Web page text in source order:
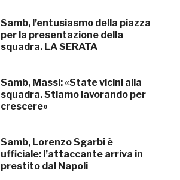
Samb, l’entusiasmo della piazza
per la presentazione della
squadra. LA SERATA
Samb, Massi: «State vicini alla
squadra. Stiamo lavorando per
crescere»
Samb, Lorenzo Sgarbi è
ufficiale: l’attaccante arriva in
prestito dal Napoli